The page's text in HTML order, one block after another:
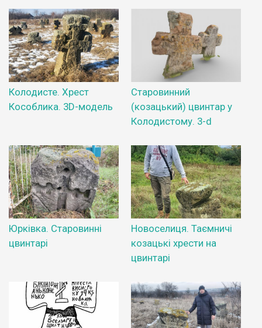
Колодисте. Хрест
Кособлика. 3D-модель
Старовинний
(козацький) цвинтар у
Колодистому. 3-d
Юрківка. Старовинні
цвинтарі
Новоселиця. Таємничі
козацькі хрести на
цвинтарі